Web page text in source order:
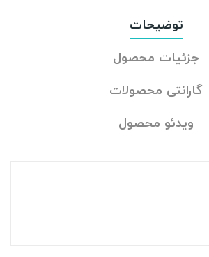
توضیحات
جزئیات محصول
گارانتی محصولات
ویدئو محصول